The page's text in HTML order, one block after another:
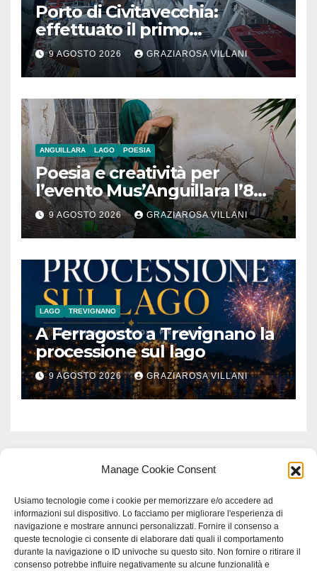
Manage Cookie Consent
Usiamo tecnologie come i cookie per memorizzare e/o accedere ad
informazioni sul dispositivo. Lo facciamo per migliorare l'esperienza di
navigazione e mostrare annunci personalizzati. Fornire il consenso a
queste tecnologie ci consente di elaborare dati quali il comportamento
durante la navigazione o ID univoche su questo sito. Non fornire o ritirare il
consenso potrebbe influire negativamente su alcune funzionalità e
Porto di Civitavecchia:
effettuato il primo
rifornimento di GNL ad una
nave da crociera
9 AGOSTO 2026 GRAZIAROSA VILLANI
ANGUILLARA LAGO POESIA
Poesia e creatività per
l’evento Mus’Anguillara l’8
agosto 2026 al Museo
Contadino
9 AGOSTO 2026 GRAZIAROSA VILLANI
LAGO TREVIGNANO
A Ferragosto a Trevignano la
processione sul lago
9 AGOSTO 2026 GRAZIAROSA VILLANI